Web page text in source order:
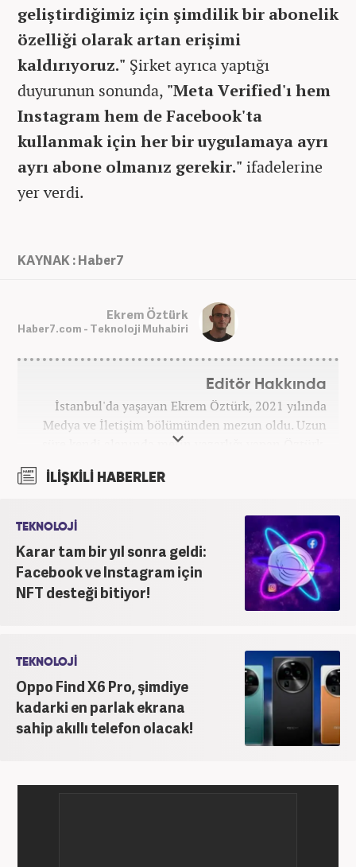
geliştirdiğimiz için şimdilik bir abonelik
özelliği olarak artan erişimi
kaldırıyoruz." Şirket ayrıca yaptığı
duyurunun sonunda, "Meta Verified'ı hem
Instagram hem de Facebook'ta
kullanmak için her bir uygulamaya ayrı
ayrı abone olmanız gerekir." ifadelerine
yer verdi.
KAYNAK : Haber7
Ekrem Öztürk
Haber7.com - Teknoloji Muhabiri
Editör Hakkında
İstanbul'da yaşayan Ekrem Öztürk, 2021 yılında
Medya ve İletişim bölümünden mezun oldu. Uzun
süre kendi alanında metin yazarlığı yapan Öztürk,
şu an Haber7.com'da "Muhabir - Editör" olarak görev
yapmaktadır. Ayrıca günümüz insan ilişkilerinde
inanmakta ve bu değerleri meslek hayatında da ön
planda tutmaktadır.
İLİŞKİLİ HABERLER
TEKNOLOJİ
Karar tam bir yıl sonra geldi:
Facebook ve Instagram için
NFT desteği bitiyor!
TEKNOLOJİ
Oppo Find X6 Pro, şimdiye
kadarki en parlak ekrana
sahip akıllı telefon olacak!